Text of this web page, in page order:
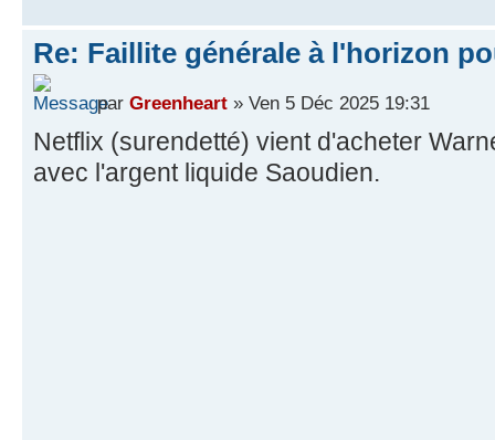
Re: Faillite générale à l'horizon
par Greenheart » Ven 5 Déc 2025 19:31
Netflix (surendetté) vient d'acheter
avec l'argent liquide Saoudien.